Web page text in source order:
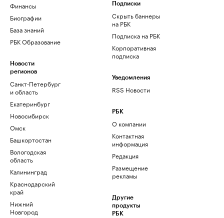
Финансы
Биографии
База знаний
РБК Образование
Новости
регионов
Санкт-Петербург
и область
Екатеринбург
Новосибирск
Омск
Башкортостан
Вологодская
область
Калининград
Краснодарский
край
Нижний
Новгород
Подписки
Скрыть баннеры
на РБК
Подписка на РБК
Корпоративная
подписка
Уведомления
RSS Новости
РБК
О компании
Контактная
информация
Редакция
Размещение
рекламы
Другие
продукты
РБК